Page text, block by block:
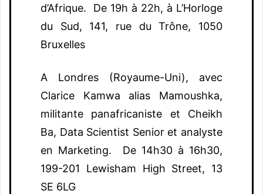
d’Afrique. De 19h à 22h, à L’Horloge
du Sud, 141, rue du Trône, 1050
Bruxelles
A Londres (Royaume-Uni), avec
Clarice Kamwa alias Mamoushka,
militante panafricaniste et Cheikh
Ba, Data Scientist Senior et analyste
en Marketing. De 14h30 à 16h30,
199-201 Lewisham High Street, 13
SE 6LG